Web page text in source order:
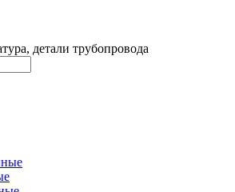
детали трубопровода